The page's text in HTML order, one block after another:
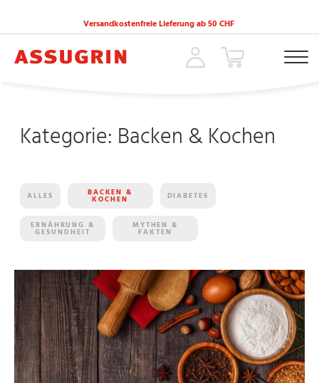
Versandkostenfreie Lieferung ab 50 CHF
ACCUEIL BACKEN & KOCHEN
Kategorie: Backen & Kochen
ALLES BACKEN &
KOCHEN DIABETES
ERNÄHRUNG &
GESUNDHEIT
MYTHEN &
FAKTEN